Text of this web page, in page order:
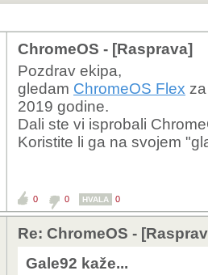
ChromeOS - [Rasprava]
Pozdrav ekipa,
gledam ChromeOS Flex
2019 godine.
Dali ste vi isprobali
Koristite li ga na svojem
0 0 HVALA 0
Re: ChromeOS -
Gale92 kaže...